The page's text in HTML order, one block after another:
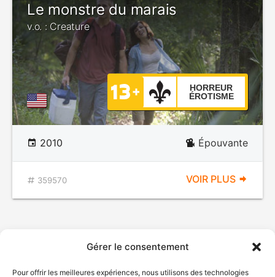
Gérer le consentement
Pour offrir les meilleures expériences, nous utilisons des technologies
Le monstre du marais
v.o. : Creature
HORREUR
ÉROTISME
2010 Épouvante
359570 VOIR PLUS